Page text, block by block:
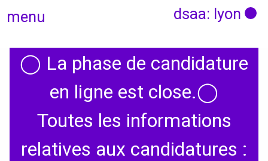
menu dsaa: lyon
Actualités
Candidatures
◯ La phase de candidature
en ligne est close.◯
Toutes les informations
relatives aux candidatures :